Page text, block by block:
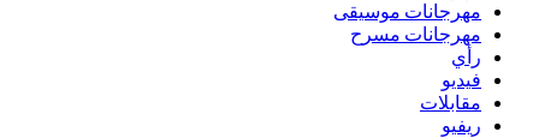
مهرجانات موسيقى
مهرجانات مسرح
رأي
فيديو
مقابلات
ريفيو